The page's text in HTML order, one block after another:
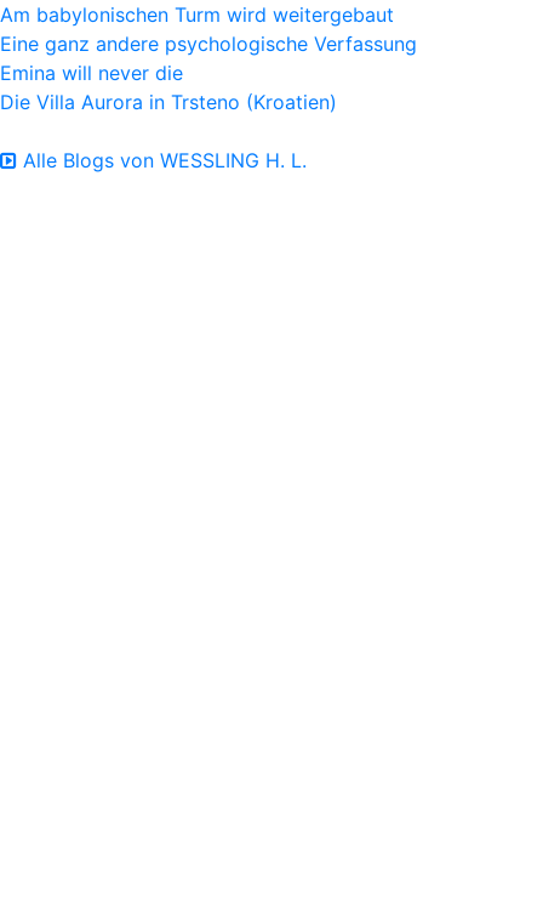
Am babylonischen Turm wird weitergebaut
Eine ganz andere psychologische Verfassung
Emina will never die
Die Villa Aurora in Trsteno (Kroatien)
Alle Blogs von WESSLING H. L.